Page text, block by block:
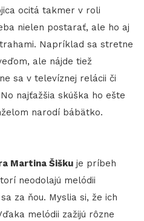
ocitá takmer v roli
nielen postarať, ale ho aj
Napríklad sa stretne
ale nájde tiež
sa v televíznej relácii či
najťažšia skúška ho ešte
narodí bábätko.
Martina Šišku je príbeh
neodolajú melódii
za ňou. Myslia si, že ich
melódii zažijú rôzne